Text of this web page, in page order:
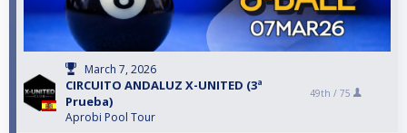
March 7, 2026
CIRCUITO ANDALUZ X-UNITED (3ª
Prueba)
Aprobi Pool Tour
49th / 75